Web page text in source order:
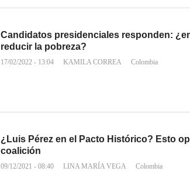
Candidatos presidenciales responden:
reducir la pobreza?
17/02/2022 - 13:04 KAMILA CORREA Colombia
¿Luis Pérez en el Pacto Histórico? Esto
coalición
09/12/2021 - 08:40 LINA MARÍA VEGA Colombia